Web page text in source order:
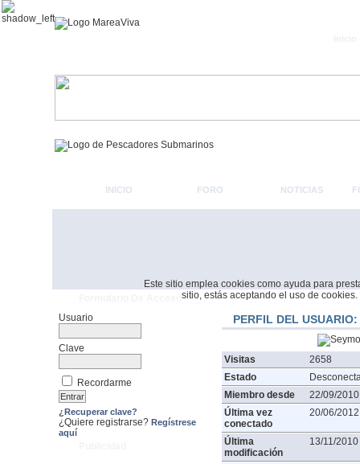
Este sitio emplea cookies como ayuda para
sitio, estás aceptando el uso de cookies.
INICIO FORO NOTICIAS
Usuario
Clave
Recordarme
¿Recuperar clave?
¿Quiere registrarse? Regístrese
aquí
PERFIL DEL USUARIO:
Visitas
2658
Estado
Miembro desde
22/09/
Última vez
conectado
20/06/
Última
modificación
13/11/